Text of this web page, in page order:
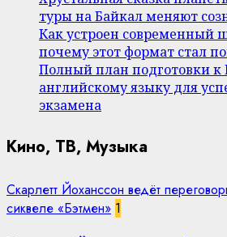
туры на Байкал меняют
Как устроен современный
почему этот формат стал
Полный план подготовки к
английскому языку для
экзамена
Кино, ТВ, Музыка
Скарлетт Йоханссон ведёт
сиквеле «Бэтмен» 1